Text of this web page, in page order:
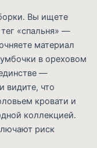
Вы ищете
«спальня» —
материал
в ореховом
—
видите, что
кровати и
коллекцией.
риск